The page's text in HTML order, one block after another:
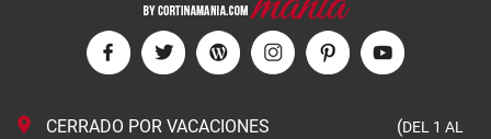
CERRADO POR VACACIONES (DEL 1 AL